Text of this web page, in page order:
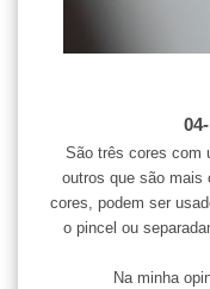
São três cores com
outros que são mais
cores, podem ser
o pincel ou
Na minha